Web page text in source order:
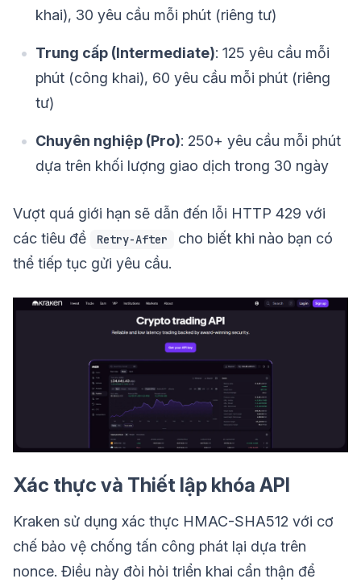
khai), 30 yêu cầu mỗi phút (riêng tư)
Trung cấp (Intermediate): 125 yêu cầu mỗi
phút (công khai), 60 yêu cầu mỗi phút (riêng
tư)
Chuyên nghiệp (Pro): 250+ yêu cầu mỗi phút
dựa trên khối lượng giao dịch trong 30 ngày
Vượt quá giới hạn sẽ dẫn đến lỗi HTTP 429 với
các tiêu đề
Retry-After
cho biết khi nào bạn có
thể tiếp tục gửi yêu cầu.
Xác thực và Thiết lập khóa API
Kraken sử dụng xác thực HMAC-SHA512 với cơ
chế bảo vệ chống tấn công phát lại dựa trên
nonce. Điều này đòi hỏi triển khai cẩn thận để